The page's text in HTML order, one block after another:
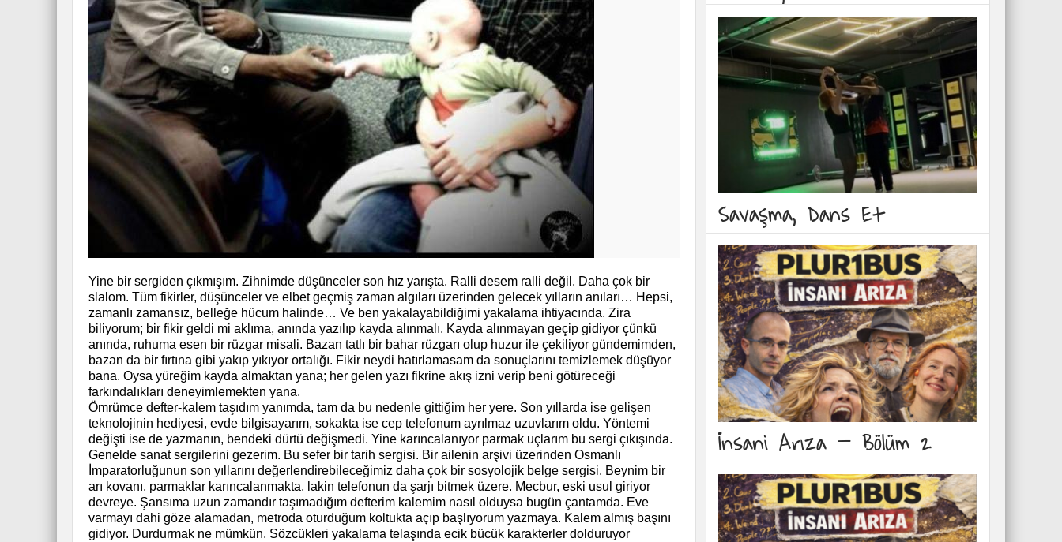
Yine bir sergiden çıkmışım. Zihnimde düşünceler son hız yarışta. Ralli desem ralli değil. Daha çok bir
slalom. Tüm fikirler, düşünceler ve elbet geçmiş zaman algıları üzerinden gelecek yılların anıları… Hepsi,
zamanlı zamansız, belleğe hücum halinde… Ve ben yakalayabildiğimi yakalama ihtiyacında. Zira
biliyorum; bir fikir geldi mi aklıma, anında yazılıp kayda alınmalı. Kayda alınmayan geçip gidiyor çünkü
anında, ruhuma esen bir rüzgar misali. Bazan tatlı bir bahar rüzgarı olup huzur ile çekiliyor gündemimden,
bazan da bir fırtına gibi yakıp yıkıyor ortalığı. Fikir neydi hatırlamasam da sonuçlarını temizlemek düşüyor
bana. Oysa yüreğim kayda almaktan yana; her gelen yazı fikrine akış izni verip beni götüreceği
farkındalıkları deneyimlemekten yana.
Ömrümce defter-kalem taşıdım yanımda, tam da bu nedenle gittiğim her yere. Son yıllarda ise gelişen
teknolojinin hediyesi, evde bilgisayarım, sokakta ise cep telefonum ayrılmaz uzuvlarım oldu. Yöntemi
değişti ise de yazmanın, bendeki dürtü değişmedi. Yine karıncalanıyor parmak uçlarım bu sergi çıkışında.
Genelde sanat sergilerini gezerim. Bu sefer bir tarih sergisi. Bir ailenin arşivi üzerinden Osmanlı
İmparatorluğunun son yıllarını değerlendirebileceğimiz daha çok bir sosyolojik belge sergisi. Beynim bir
arı kovanı, parmaklar karıncalanmakta, lakin telefonun da şarjı bitmek üzere. Mecbur, eski usul giriyor
devreye. Şansıma uzun zamandır taşımadığım defterim kalemim nasıl olduysa bugün çantamda. Eve
varmayı dahi göze alamadan, metroda oturduğum koltukta açıp başlıyorum yazmaya. Kalem almış başını
gidiyor. Durdurmak ne mümkün. Sözcükleri yakalama telaşında ecik bücük karakterler dolduruyor
Savaşma, Dans Et
İnsani Arıza – Bölüm 2